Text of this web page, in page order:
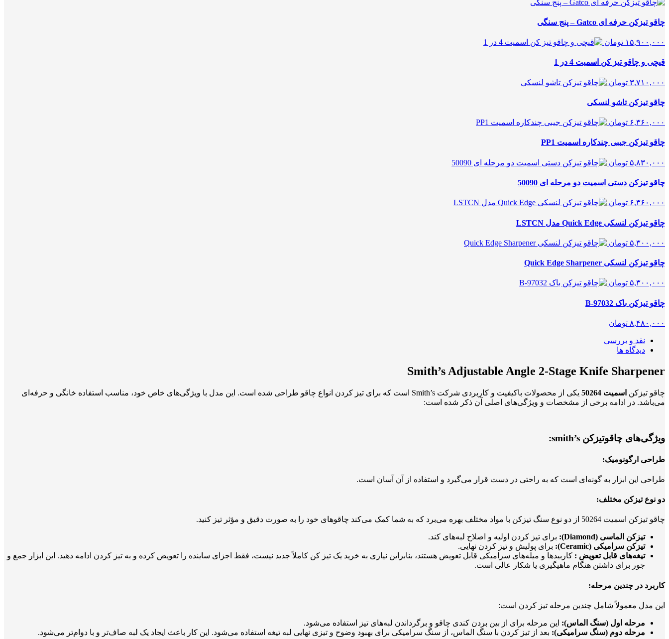
چاقو تیزکن حرفه ای Gatco – پنج سنگی
۱۵,۹۰۰,۰۰۰ تومان
قیچی و چاقو تیز کن اسمیت 4 در 1
۳,۷۱۰,۰۰۰ تومان
چاقو تیزکن تاشو لنسکی
۶,۳۶۰,۰۰۰ تومان
چاقو تیزکن جیبی چندکاره اسمیت PP1
۵,۸۳۰,۰۰۰ تومان
چاقو تیزکن دستی اسمیت دو مرحله ای 50090
۶,۳۶۰,۰۰۰ تومان
چاقو تیزکن لنسکی Quick Edge مدل LSTCN
۵,۳۰۰,۰۰۰ تومان
چاقو تیزکن لنسکی Quick Edge Sharpener
۵,۳۰۰,۰۰۰ تومان
چاقو تیزکن باک 97032-B
۸,۴۸۰,۰۰۰ تومان
نقد و بررسی
دیدگاه ها
Smith’s Adjustable Angle 2-Stage Knife Sharpener
چاقو تیزکن اسمیت 50264
یکی از محصولات باکیفیت و کاربردی شرکت Smith’s است که برای تیز کردن انواع چاقو طراحی شده است. این مدل با ویژگی‌های خاص خود، مناسب استفاده خانگی و حرفه‌ای
می‌باشد. در ادامه برخی از مشخصات و ویژگی‌های اصلی آن ذکر شده است:
ویژگی‌های چاقوتیزکن smith’s :
طراحی ارگونومیک:
طراحی این ابزار به گونه‌ای است که به راحتی در دست قرار می‌گیرد و استفاده از آن آسان است.
دو نوع تیزکن مختلف:
چاقو تیزکن اسمیت 50264 از دو نوع سنگ تیزکن با مواد مختلف بهره می‌برد که به شما کمک می‌کند چاقوهای خود را به صورت دقیق و مؤثر تیز کنید.
تیزکن الماسی (Diamond):
برای تیز کردن اولیه و اصلاح لبه‌های کند.
تیزکن سرامیکی (Ceramic):
برای پولیش و تیز کردن نهایی.
تیغه‌های قابل تعویض : کاربیدها و میله‌های سرامیکی قابل تعویض هستند، بنابراین نیازی به خرید یک تیز کن کاملاً جدید نیست، فقط اجزای ساینده را تعویض کرده و به تیز کردن ادامه دهید. این ابزار جمع و
جور برای داشتن هنگام ماهیگیری یا شکار عالی است.
کاربرد در چندین مرحله:
این مدل معمولاً شامل چندین مرحله تیز کردن است:
مرحله اول (سنگ الماس): این مرحله برای از بین بردن کندی چاقو و برگرداندن لبه‌های تیز استفاده می‌شود.
مرحله دوم (سنگ سرامیکی): بعد از تیز کردن با سنگ الماس، از سنگ سرامیکی برای بهبود وضوح و تیزی نهایی لبه تیغه استفاده می‌شود. این کار باعث ایجاد یک لبه صاف‌تر و با دوام‌تر می‌شود.